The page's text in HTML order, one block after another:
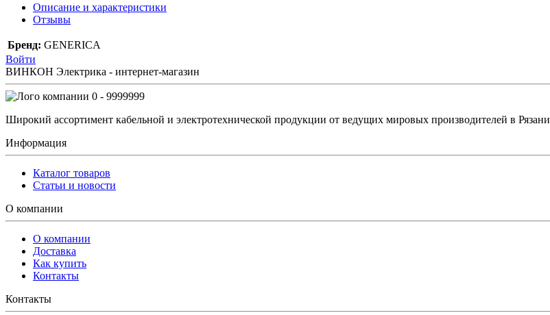
Описание и характеристики
Отзывы
Бренд: GENERICA
Войти
ВИНКОН Электрика - интернет-магазин
0 - 9999999
Широкий ассортимент кабельной и электротехнической продукции от ведущих мировых производителей в Рязани
Информация
Каталог товаров
Статьи и новости
О компании
О компании
Доставка
Как купить
Контакты
Контакты